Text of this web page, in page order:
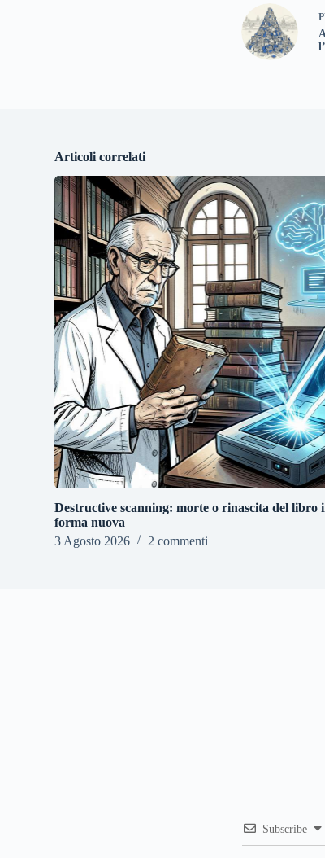
Articoli correlati
Destructive scanning: morte o rinascita del libro
forma nuova
3 Agosto 2026
2 commenti
Subscribe